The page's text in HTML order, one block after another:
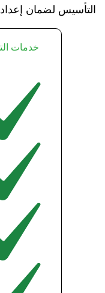
التأسيس لضمان
خدمات